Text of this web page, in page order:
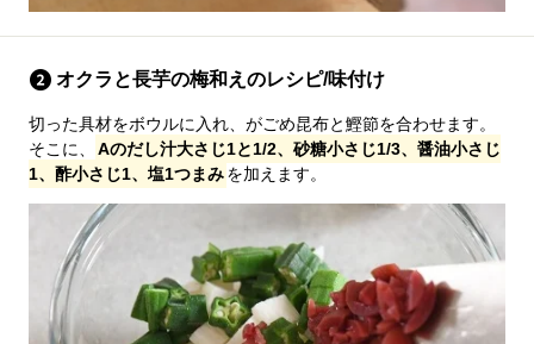
オクラと長芋の梅和えのレシピ/味付け
切った具材をボウルに入れ、がごめ昆布と鰹節を合わせます。
そこに、
Aのだし汁大さじ1と1/2、砂糖小さじ1/3、醤油小さじ
1、酢小さじ1、塩1つまみを加えます。